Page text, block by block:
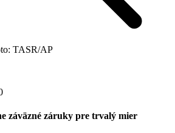
TASR/AP
záväzné záruky pre trvalý mier